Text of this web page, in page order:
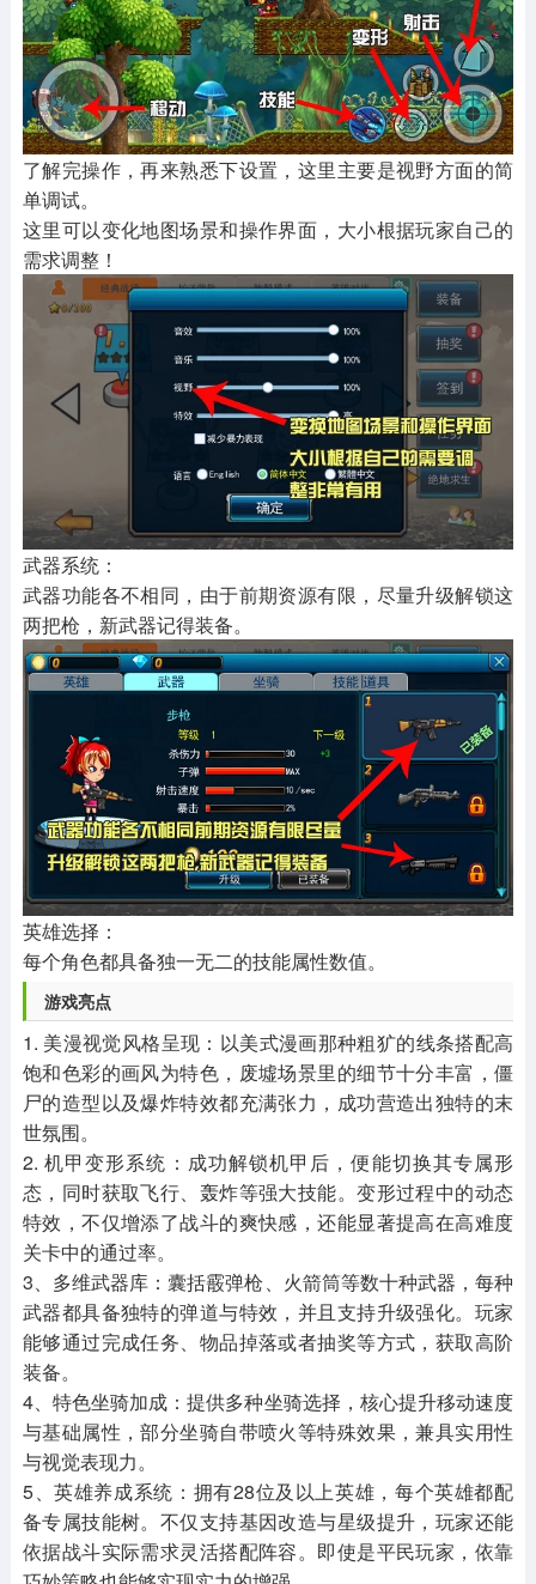
了解完操作，再来熟悉下设置，这里主要是视野方面的简
单调试。
这里可以变化地图场景和操作界面，大小根据玩家自己的
需求调整！
武器系统：
武器功能各不相同，由于前期资源有限，尽量升级解锁这
两把枪，新武器记得装备。
英雄选择：
每个角色都具备独一无二的技能属性数值。
游戏亮点
1. 美漫视觉风格呈现：以美式漫画那种粗犷的线条搭配高
饱和色彩的画风为特色，废墟场景里的细节十分丰富，僵
尸的造型以及爆炸特效都充满张力，成功营造出独特的末
世氛围。
2. 机甲变形系统：成功解锁机甲后，便能切换其专属形
态，同时获取飞行、轰炸等强大技能。变形过程中的动态
特效，不仅增添了战斗的爽快感，还能显著提高在高难度
关卡中的通过率。
3、多维武器库：囊括霰弹枪、火箭筒等数十种武器，每种
武器都具备独特的弹道与特效，并且支持升级强化。玩家
能够通过完成任务、物品掉落或者抽奖等方式，获取高阶
装备。
4、特色坐骑加成：提供多种坐骑选择，核心提升移动速度
与基础属性，部分坐骑自带喷火等特殊效果，兼具实用性
与视觉表现力。​
5、英雄养成系统：拥有28位及以上英雄，每个英雄都配
备专属技能树。不仅支持基因改造与星级提升，玩家还能
依据战斗实际需求灵活搭配阵容。即使是平民玩家，依靠